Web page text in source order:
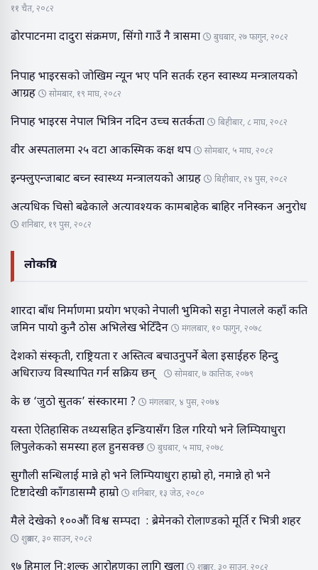
११ चैत, २०८२
ढोरपाटनमा दादुरा संक्रमण, सिंगो गाउँ नै त्रासमा बुधबार, २७ फागुन, २०८२
निपाह भाइरसको जोखिम न्यून भए पनि सतर्क रहन स्वास्थ्य मन्त्रालयको
आग्रह
सोमबार, १९ माघ, २०८२
निपाह भाइरस नेपाल भित्रिन नदिन उच्च सतर्कता बिहीबार, ८ माघ, २०८२
वीर अस्पतालमा २५ वटा आकस्मिक कक्ष थप सोमबार, ५ माघ, २०८२
इन्फ्लुएन्जाबाट बच्न स्वास्थ्य मन्त्रालयको आग्रह बिहीबार, २४ पुस, २०८२
अत्यधिक चिसो बढेकाले अत्यावश्यक कामबाहेक बाहिर ननिस्कन अनुरोध
शनिबार, १९ पुस, २०८२
लोकप्रिय
शारदा बाँध निर्माणमा प्रयोग भएको नेपाली भुमिको सट्टा नेपालले कहाँ कति
जमिन पायो कुनै ठोस अभिलेख भेटिँदैन
मंगलबार, १० फागुन, २०७८
देशको संस्कृती, राष्ट्रियता र अस्तित्व बचाउनुपर्ने बेला इसाईहरु हिन्दु
अधिराज्य विस्थापित गर्न सक्रिय छन्
सोमबार, ७ कात्तिक, २०७९
के छ ‘जुठो सुतक’ संस्कारमा ? मंगलबार, ४ पुस, २०७४
यस्ता ऐतिहासिक तथ्यसहित इन्डियासँग डिल गरियो भने लिम्पियाधुरा
लिपुलेकको समस्या हल हुनसक्छ
बुधबार, ५ माघ, २०७८
सुगौली सन्धिलाई मान्ने हो भने लिम्पियाधुरा हाम्रो हो, नमान्ने हो भने
टिष्टादेखी काँगडासम्मै हाम्रो
शनिबार, १३ जेठ, २०८०
मैले देखेको १००औं विश्व सम्पदा : ब्रेमेनको रोलाण्डको मूर्ति र भित्री शहर
शुक्रबार, ३० साउन, २०८२
शुक्रबार, ३० साउन, २०८२